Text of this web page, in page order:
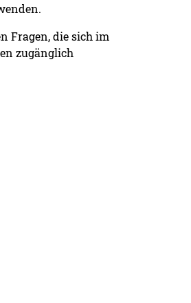
Fragen, die sich im
zugänglich